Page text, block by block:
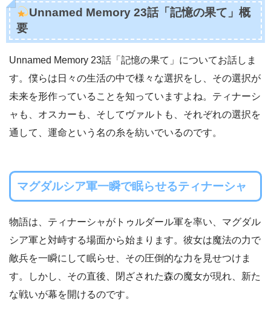
Unnamed Memory 23話「記憶の果て」概
要
Unnamed Memory 23話「記憶の果て」についてお話しま
す。僕らは日々の生活の中で様々な選択をし、その選択が
未来を形作っていることを知っていますよね。ティナーシ
ャも、オスカーも、そしてヴァルトも、それぞれの選択を
通して、運命という名の糸を紡いでいるのです。
マグダルシア軍一瞬で眠らせるティナーシャ
物語は、ティナーシャがトゥルダール軍を率い、マグダル
シア軍と対峙する場面から始まります。彼女は魔法の力で
敵兵を一瞬にして眠らせ、その圧倒的な力を見せつけま
す。しかし、その直後、閉ざされた森の魔女が現れ、新た
な戦いが幕を開けるのです。